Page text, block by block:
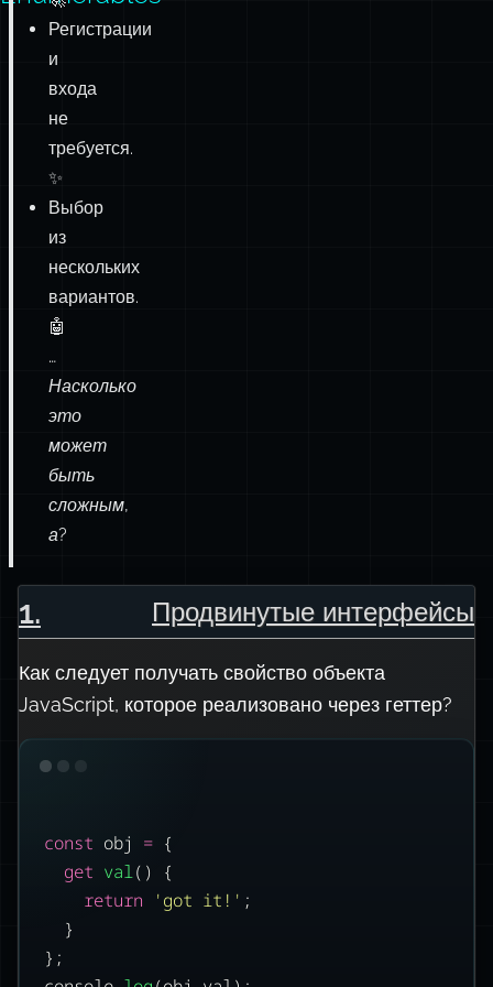
Регистрации
и
входа
не
требуется.
✨
Выбор
из
нескольких
вариантов.
🤖
…
Насколько
это
может
быть
сложным,
а?
1. Продвинутые интерфейсы
Как следует получать свойство объекта
JavaScript, которое реализовано через геттер?
const obj = {
get val() {
return
'got it! ' ;
}
};